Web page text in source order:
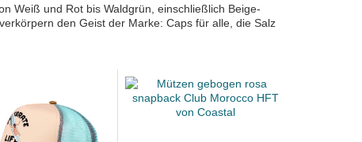
Weiß und Rot bis Waldgrün, einschließlich Beige-
den Geist der Marke: Caps für alle, die Salz